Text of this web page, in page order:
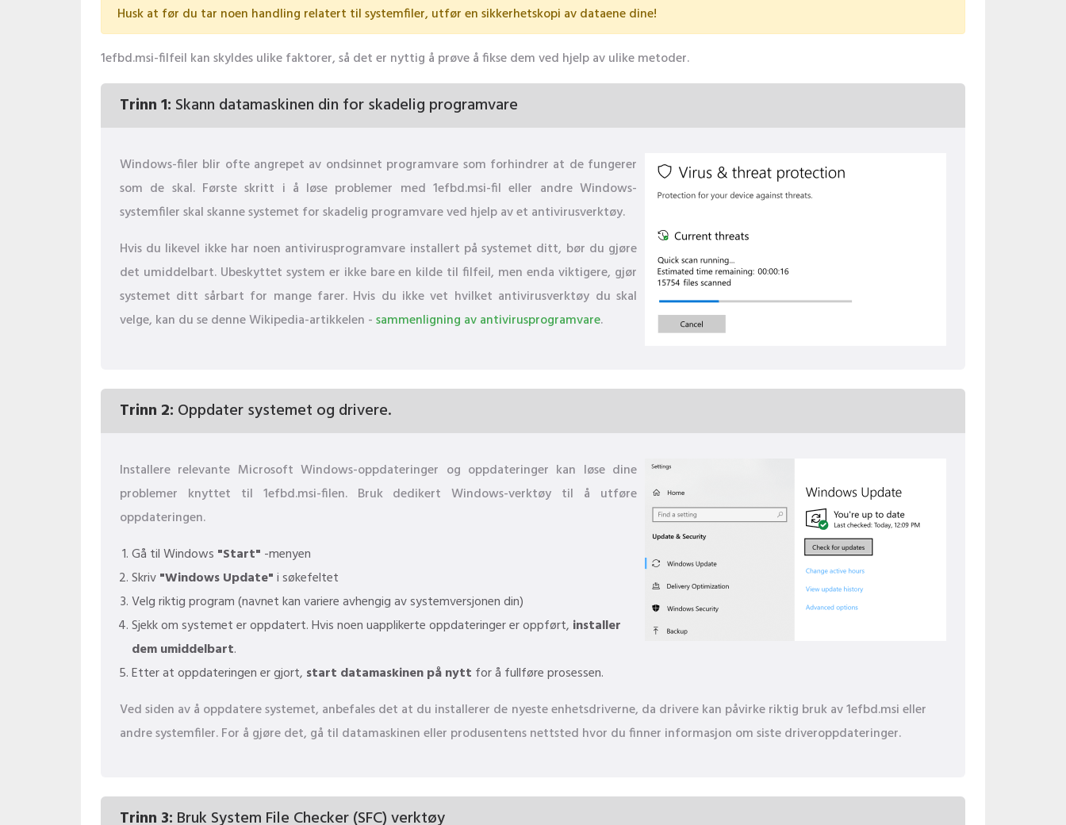
Husk at før du tar noen handling relatert til systemfiler, utfør en sikkerhetskopi av dataene dine!
1efbd.msi-filfeil kan skyldes ulike faktorer, så det er nyttig å prøve å fikse dem ved hjelp av ulike metoder.
Trinn 1: Skann datamaskinen din for skadelig programvare
Windows-filer blir ofte angrepet av ondsinnet programvare som forhindrer at de fungerer
som de skal. Første skritt i å løse problemer med 1efbd.msi-fil eller andre Windows-
systemfiler skal skanne systemet for skadelig programvare ved hjelp av et antivirusverktøy.
Hvis du likevel ikke har noen antivirusprogramvare installert på systemet ditt, bør du gjøre
det umiddelbart. Ubeskyttet system er ikke bare en kilde til filfeil, men enda viktigere, gjør
systemet ditt sårbart for mange farer. Hvis du ikke vet hvilket antivirusverktøy du skal
velge, kan du se denne Wikipedia-artikkelen -sammenligning av antivirusprogramvare.
Trinn 2: Oppdater systemet og drivere.
Installere relevante Microsoft Windows-oppdateringer og oppdateringer kan løse dine
problemer knyttet til 1efbd.msi-filen. Bruk dedikert Windows-verktøy til å utføre
oppdateringen.
Gå til Windows "Start" -menyen
Skriv"Windows Update"i søkefeltet
Velg riktig program (navnet kan variere avhengig av systemversjonen din)
Sjekk om systemet er oppdatert. Hvis noen uapplikerte oppdateringer er oppført, installer
dem umiddelbart.
Etter at oppdateringen er gjort, start datamaskinen på nytt for å fullføre prosessen.
Ved siden av å oppdatere systemet, anbefales det at du installerer de nyeste enhetsdriverne, da drivere kan påvirke riktig bruk av 1efbd.msi eller
andre systemfiler. For å gjøre det, gå til datamaskinen eller produsentens nettsted hvor du finner informasjon om siste driveroppdateringer.
Trinn 3: Bruk System File Checker (SFC) verktøy